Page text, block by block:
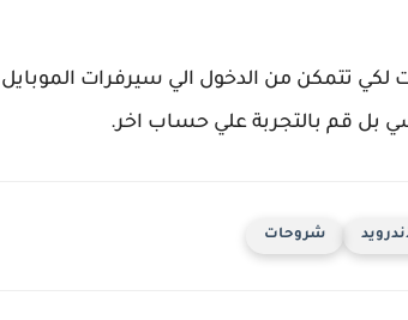
لكي تتمكن من الدخول الي سيرفرات
بل قم بالتجربة علي حساب اخر.
شروحات